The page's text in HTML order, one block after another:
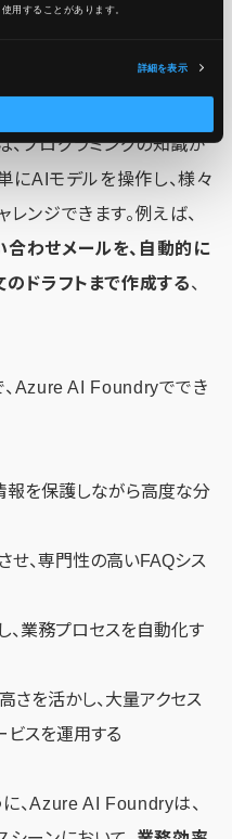
用​​することがあります。
詳細を表示
し、設定した数値に迫れば通
プログラミングの知識が
にAIモデルを操作し、様々
ンジできます。例えば、
わせメールを、自動的に
のドラフトまで作成する、
Azure AI Foundryででき
報を保護しながら高度な分
せ、専門性の高いFAQシス
、業務プロセスを自動化す
さを活かし、大量アクセス
ビスを運用する
、Azure AI Foundryは、